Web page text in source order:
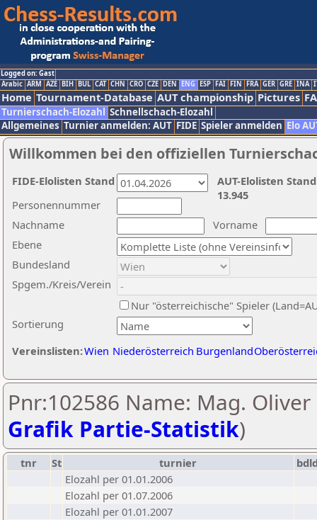
Logged on: Gast
Arabic ARM AZE BIH BUL CAT CHN CRO CZE DEN ENG ESP FAI FIN FRA GER GRE INA
Home Tournament-Database AUT championship Pictures
Turnierschach-Elozahl Schnellschach-Elozahl
Allgemeines Turnier anmelden: AUT FIDE Spieler anmelden Elo
Willkommen bei den offiziellen
Nachname
Vorname
Ebene
Sortierung
Personennummer
Bundesland
Spgem./Kreis/Verein
Nur "österreichische" Spieler
Vereinslisten:Wien Niederösterreich Burgenland
AUT-Elolisten
13.945
FIDE-Elolisten Stand
Pnr:102586 Name: Mag. Oliver
Grafik Partie-Statistik)
tnr St turnier
Elozahl per 01.01.2006
Elozahl per 01.07.2006
Elozahl per 01.01.2007